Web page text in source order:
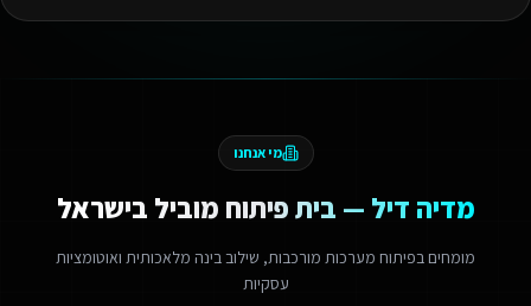
מי אנחנו
מדיה דיל — בית פיתוח מוביל בישראל
מומחים בפיתוח מערכות מורכבות, שילוב בינה מלאכותית ואוטומציות
עסקיות